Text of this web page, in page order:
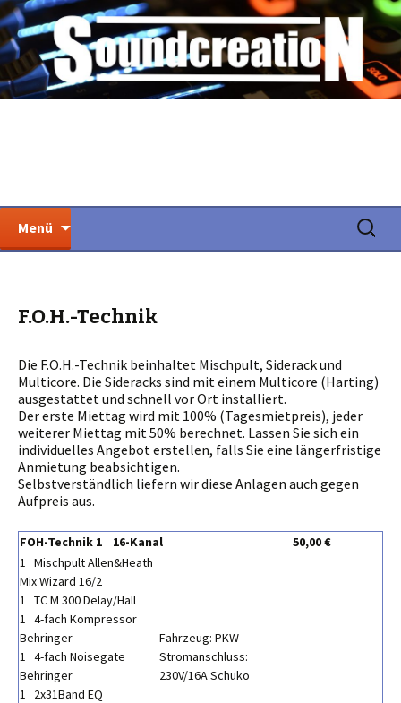
Soundcreation
Veranstaltungstechnik und Tonstudio aus
Fürth
Menü
Zum
Inhalt
springen
Suchen
nach:
F.O.H.-Technik
Die F.O.H.-Technik beinhaltet Mischpult, Siderack und
Multicore. Die Sideracks sind mit einem Multicore (Harting)
ausgestattet und schnell vor Ort installiert.
Der erste Miettag wird mit 100% (Tagesmietpreis), jeder
weiterer Miettag mit 50% berechnet. Lassen Sie sich ein
individuelles Angebot erstellen, falls Sie eine längerfristige
Anmietung beabsichtigen.
Selbstverständlich liefern wir diese Anlagen auch gegen
Aufpreis aus.
FOH-Technik 1 16-Kanal
50,00 €
1 Mischpult Allen&Heath
Mix Wizard 16/2
1 TC M 300 Delay/Hall
1 4-fach Kompressor
Behringer
1 4-fach Noisegate
Behringer
1 2x31Band EQ
Fahrzeug: PKW
Stromanschluss:
230V/16A Schuko